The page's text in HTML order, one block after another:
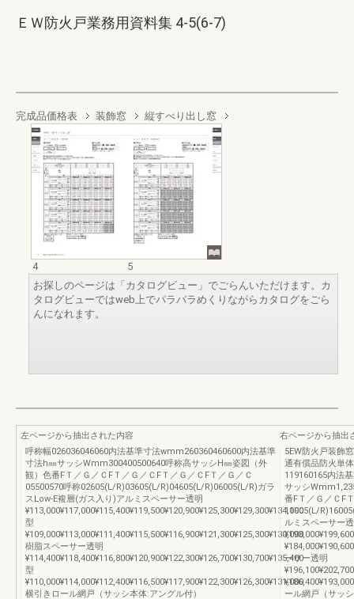
ＥＷ防火戸業務用資料集 4-5(6-7)
完成品価格表 装飾窓 縦すべり出し窓
4
5
お探しのページは「カタログビュー」でごらんいただけます。カ
タログビューではweb上でパラパラめくりながらカタログをごら
んになれます。
左ページから抽出された内容
呼称幅026036046060内法基準寸法wmm260360460600内法基準
寸法h㎜サッシWmm300400500640呼称高サッシH㎜姿図（外
観）色番FＴ／Ｇ／ＣFＴ／Ｇ／ＣFＴ／Ｇ／ＣFＴ／Ｇ／Ｃ
05500570呼称02605(L/R)03605(L/R)04605(L/R)06005(L/R)ガラ
スLow-E複層(ガス入り)アルミスペーサー透明
¥113,000¥117,000¥115,400¥119,500¥120,900¥125,300¥129,300¥134,000
型
¥109,000¥113,000¥111,400¥115,500¥116,900¥121,300¥125,300¥130,000
樹脂スペーサー透明
¥114,400¥118,400¥116,800¥120,900¥122,300¥126,700¥130,700¥135,400
型
¥110,000¥114,000¥112,400¥116,500¥117,900¥122,300¥126,300¥131,000
横引きロール網戸（サッシ本体:アングル付）
右ページから抽出
5EW防火戸装飾
通有償品防火単
119160165内法
サッシ
番FＴ／Ｇ／ＣF
11905(L/
ルミスペーサー
ーサー透明
ール網戸（サッ